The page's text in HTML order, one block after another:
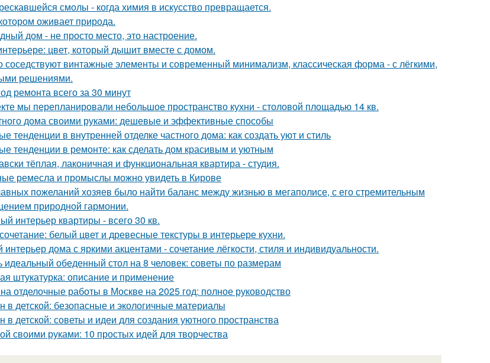
смолы - когда химия в искусство превращается.
оживает природа.
дом - не просто место, это настроение.
цвет, который дышит вместе с домом.
соседствуют винтажные элементы и современный минимализм, классическая форма - с лёгкими,
решениями.
ремонта всего за 30 минут
мы перепланировали небольшое пространство кухни - столовой площадью 14 кв.
дома своими руками: дешевые и эффективные способы
тенденции в внутренней отделке частного дома: как создать уют и стиль
тенденции в ремонте: как сделать дом красивым и уютным
тёплая, лаконичная и функциональная квартира - студия.
ремесла и промыслы можно увидеть в Кирове
пожеланий хозяев было найти баланс между жизнью в мегаполисе, с его стремительным
природной гармонии.
интерьер квартиры - всего 30 кв.
белый цвет и древесные текстуры в интерьере кухни.
дома с яркими акцентами - сочетание лёгкости, стиля и индивидуальности.
идеальный обеденный стол на 8 человек: советы по размерам
штукатурка: описание и применение
отделочные работы в Москве на 2025 год: полное руководство
в детской: безопасные и экологичные материалы
в детской: советы и идеи для создания уютного пространства
своими руками: 10 простых идей для творчества